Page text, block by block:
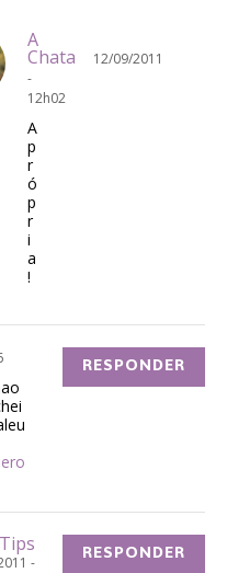
A
Chata
12/09/2011
-
12h02
A
p
r
ó
p
r
i
a
!
RESPONDER
-
RESPONDER